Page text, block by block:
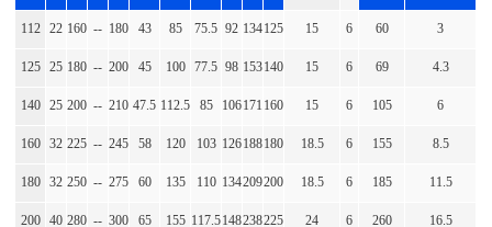
112 22 160 -- 180 43 85 75.5 92 134125 15 6 60 3
125 25 180 -- 200 45 100 77.5 98 153140 15 6 69 4.3
140 25 200 -- 210 47.5 112.5 85 106171 160 15 6 105 6
160 32 225 -- 245 58 120 103 126188180 18.5 6 155 8.5
180 32 250 -- 275 60 135 110 134209200 18.5 6 185 11.5
200 40 280 -- 300 65 155 117.5148238225 24 6 260 16.5